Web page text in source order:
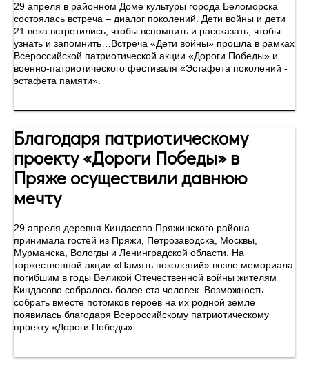
29 апреля в районном Доме культуры города Беломорска
состоялась встреча – диалог поколений. Дети войны и дети
21 века встретились, чтобы вспомнить и рассказать, чтобы
узнать и запомнить…Встреча «Дети войны» прошла в рамках
Всероссийской патриотической акции «Дороги Победы» и
военно-патриотического фестиваля «Эстафета поколений -
эстафета памяти».
Благодаря патриотическому
проекту «Дороги Победы» в
Пряже осуществили давнюю
мечту
29 апреля деревня Киндасово Пряжинского района
принимала гостей из Пряжи, Петрозаводска, Москвы,
Мурманска, Вологды и Ленинградской области. На
торжественной акции «Память поколений» возле мемориала
погибшим в годы Великой Отечественной войны жителям
Киндасово собралось более ста человек. Возможность
собрать вместе потомков героев на их родной земле
появилась благодаря Всероссийскому патриотическому
проекту «Дороги Победы».